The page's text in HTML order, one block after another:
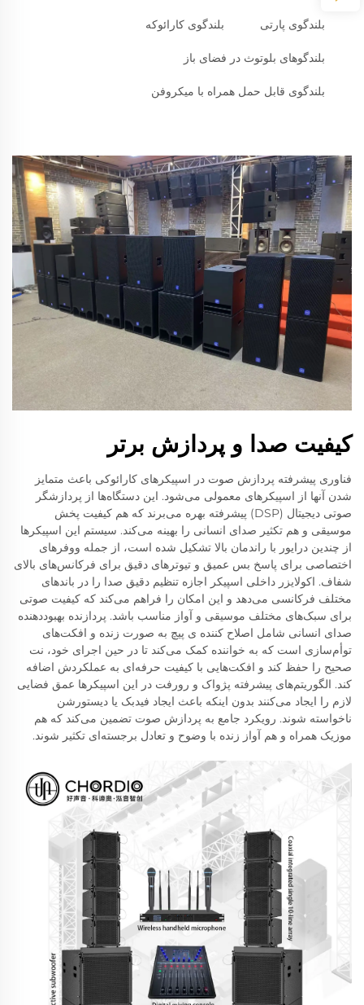
بلندگوی پارتی بلندگوی کارائوکه
بلندگوهای بلوتوث در فضای باز
بلندگوی قابل حمل همراه با میکروفن
کیفیت صدا و پردازش برتر
فناوری پیشرفته پردازش صوت در اسپیکرهای کارائوکی باعث متمایز
شدن آنها از اسپیکرهای معمولی می‌شود. این دستگاه‌ها از پردازشگر
صوتی دیجیتال (DSP) پیشرفته بهره می‌برند که هم کیفیت پخش
موسیقی و هم تکثیر صدای انسانی را بهینه می‌کند. سیستم این اسپیکرها
از چندین درایور با راندمان بالا تشکیل شده است، از جمله ووفرهای
اختصاصی برای پاسخ بس عمیق و تیوترهای دقیق برای فرکانس‌های بالای
شفاف. اکولایزر داخلی اسپیکر اجازه تنظیم دقیق صدا را در باندهای
مختلف فرکانسی می‌دهد و این امکان را فراهم می‌کند که کیفیت صوتی
برای سبک‌های مختلف موسیقی و آواز مناسب باشد. پردازنده بهبوددهنده
صدای انسانی شامل اصلاح کننده ی پیچ به صورت زنده و افکت‌های
توأم‌سازی است که به خواننده کمک می‌کند تا در حین اجرای خود، نت
صحیح را حفظ کند و افکت‌هایی با کیفیت حرفه‌ای به عملکردش اضافه
کند. الگوریتم‌های پیشرفته پژواک و رورفت در این اسپیکرها عمق فضایی
لازم را ایجاد می‌کنند بدون اینکه باعث ایجاد فیدبک یا دیستورشن
ناخواسته شوند. رویکرد جامع به پردازش صوت تضمین می‌کند که هم
موزیک همراه و هم آواز زنده با وضوح و تعادل برجسته‌ای تکثیر شوند.